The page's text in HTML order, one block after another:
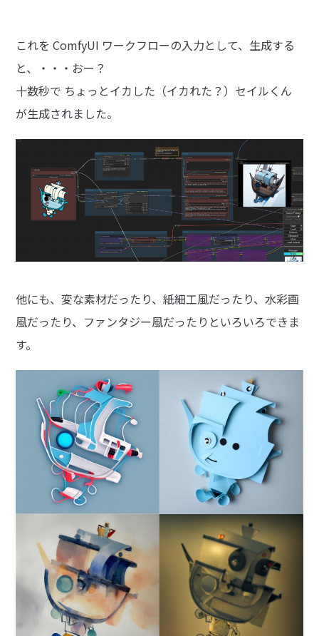
これを ComfyUI ワークフローの入力として、生成する
と、・・・おー？
十数秒で ちょっとイカした（イカれた？）セイルくん
が生成されました。
他にも、変な素材だったり、紙細工風だったり、水彩画
風だったり、ファンタジー風だったりといろいろできま
す。